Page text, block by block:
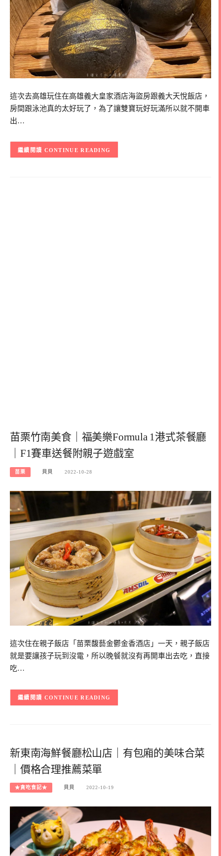
這次去高雄玩住在高雄義大皇家酒店海盜房跟義大天悅飯店，
房間跟泳池真的太好玩了，為了讓雙寶玩好玩滿所以就不開車
出…
CONTINUE READING
苗栗竹南美食｜福美樂Formula 1港式茶餐廳
｜F1賽車送餐附親子遊戲室
苗栗 貝貝 2022-10-28
這次住在親子飯店「苗栗馥藝金鬱金香酒店」一天，親子飯店
就是要讓孩子玩到沒電，所以晚餐就沒有再開車出去吃，直接
吃…
CONTINUE READING
新東南海鮮餐廳松山店｜有包廂的美味合菜
｜價格合理推薦菜單
★貪吃食記★ 貝貝 2022-10-19